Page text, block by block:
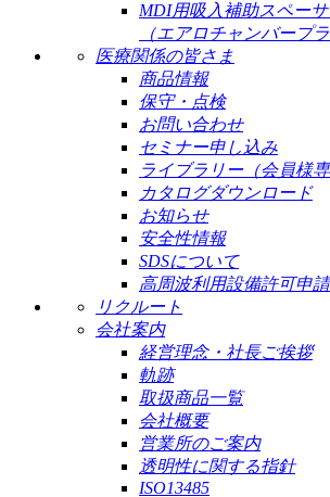
MDI用吸入補助スペー
（エアロチャンバープ
医療関係の皆さま
商品情報
保守・点検
お問い合わせ
セミナー申し込み
ライブラリー（会員様専
カタログダウンロード
お知らせ
安全性情報
SDSについて
高周波利用設備許可申
リクルート
会社案内
経営理念・社長ご挨拶
軌跡
取扱商品一覧
会社概要
営業所のご案内
透明性に関する指針
ISO13485